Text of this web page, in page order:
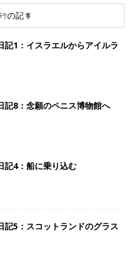
の記事
記1：イスラエルからアイルラ
記8：念願のペニス博物館へ
記4：船に乗り込む
記5：スコットランドのグラス